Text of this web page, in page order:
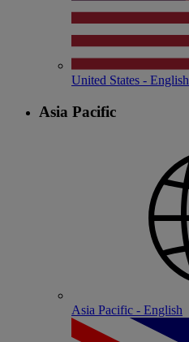
United States - English
Asia Pacific
Asia Pacific - English